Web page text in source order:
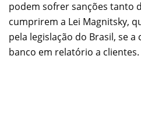
podem sofrer sanções tanto
cumprirem a Lei Magnitsky,
pela legislação do Brasil, se a
banco em relatório a clientes.